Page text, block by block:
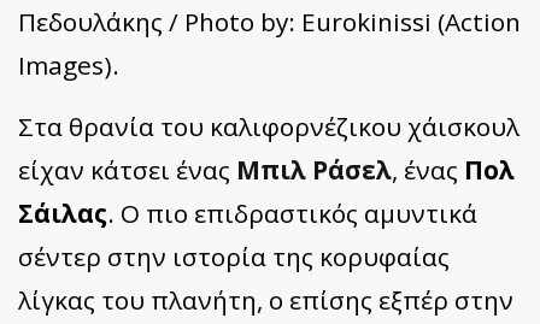
Πεδουλάκης / Photo by: Eurokinissi (Action
Images).
Στα θρανία του καλιφορνέζικου χάισκουλ
είχαν κάτσει ένας Μπιλ Ράσελ, ένας Πολ
Σάιλας. Ο πιο επιδραστικός αμυντικά
σέντερ στην ιστορία της κορυφαίας
λίγκας του πλανήτη, ο επίσης εξπέρ στην